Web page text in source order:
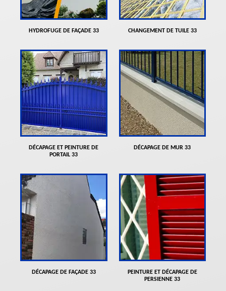
HYDROFUGE DE FAÇADE 33 CHANGEMENT DE TUILE 33
DÉCAPAGE ET PEINTURE DE
PORTAIL 33
DÉCAPAGE DE MUR 33
DÉCAPAGE DE FAÇADE 33
PEINTURE ET DÉCAPAGE DE
PERSIENNE 33